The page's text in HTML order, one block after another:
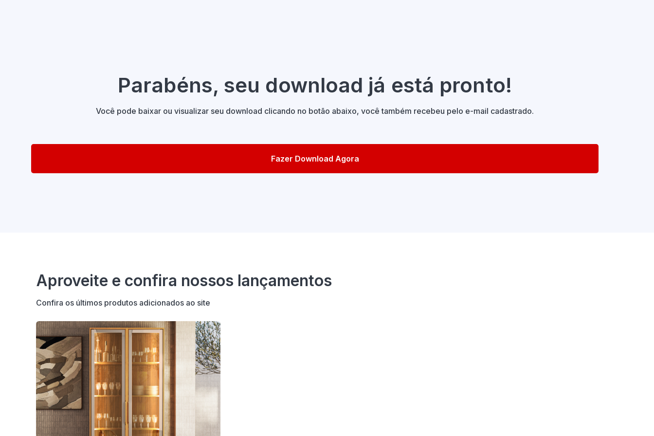
Parabéns, seu download já está pronto!
Você pode baixar ou visualizar seu download clicando no botão abaixo, você também recebeu pelo e-mail cadastrado.
Fazer Download Agora
Aproveite e confira nossos lançamentos
Confira os últimos produtos adicionados ao site